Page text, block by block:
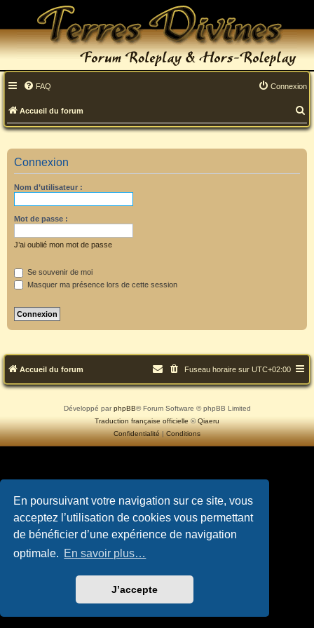
En poursuivant votre navigation sur ce site, vous
acceptez l’utilisation de cookies vous permettant
de bénéficier d’une expérience de navigation
optimale. En savoir plus…
J’accepte
FAQ Connexion
Accueil du forum
e
c
Connexion
Nom d’utilisateur :
Mot de passe :
J’ai oublié mon mot de passe
Se souvenir de moi
Masquer ma présence lors de cette session
Accueil du forum Fuseau horaire sur UTC+02:00
Développé parphpBB® Forum Software © phpBB Limited
Traduction française officielle ©Qiaeru
Confidentialité|Conditions